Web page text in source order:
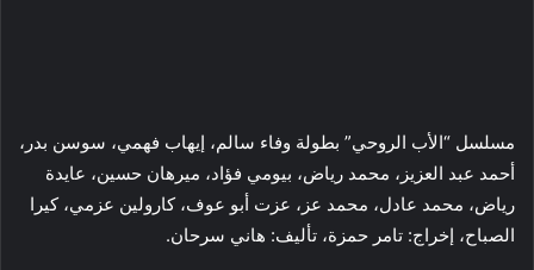
مسلسل “الأب الروحي” بطولة وفاء سالم، إيهاب فهمي، سوسن بدر،
أحمد عبد العزيز، محمد رياض، بيومي فؤاد، ميرهان حسين، عايدة
رياض، محمد عادل، محمد عز، عزت أبو عوف، كارولين عزمي، كيرا
الصباح، إخراج: تامر حمزة، تأليف: هاني سرحان.